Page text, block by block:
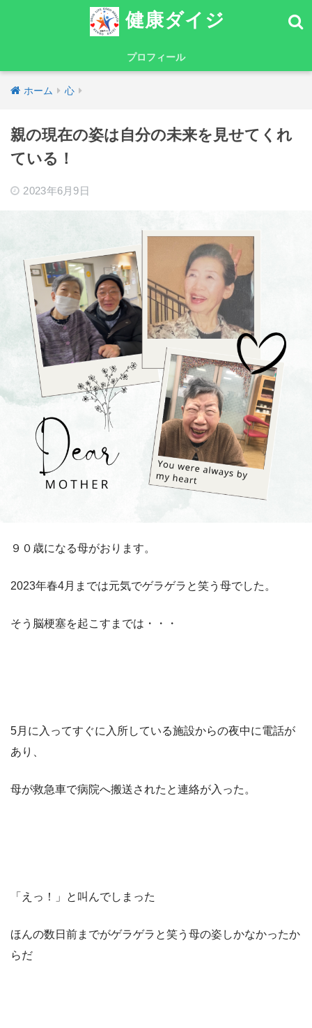
健康ダイジ
プロフィール
ホーム 心
親の現在の姿は自分の未来を見せてくれ
ている！
2023年6月9日
９０歳になる母がおります。
2023年春4月までは元気でゲラゲラと笑う母でした。
そう脳梗塞を起こすまでは・・・
5月に入ってすぐに入所している施設からの夜中に電話が
あり、
母が救急車で病院へ搬送されたと連絡が入った。
「えっ！」と叫んでしまった
ほんの数日前までがゲラゲラと笑う母の姿しかなかったか
らだ